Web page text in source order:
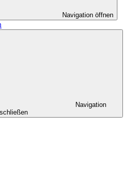
Navigation öffnen
Navigation
schließen